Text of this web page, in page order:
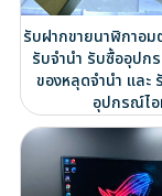
รับฝากขายนาฬิกาอม
รับจำนำ รับซื้ออุปก
ของหลุดจำนำ และ
อุปกรณ์ไ